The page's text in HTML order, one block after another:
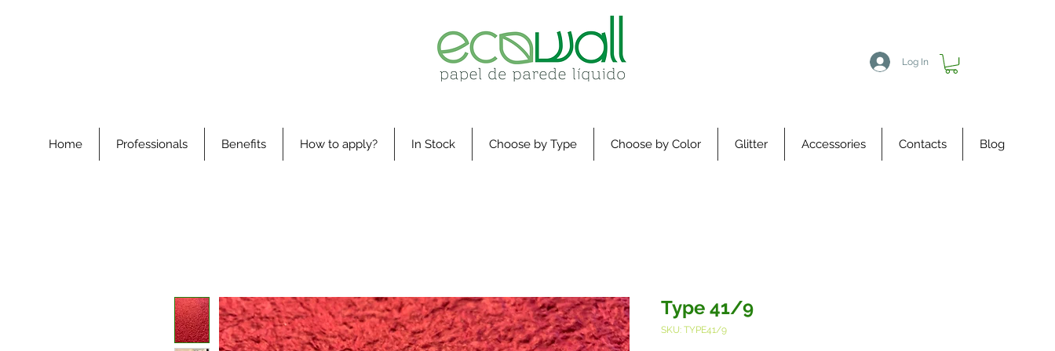
Log In
Home Professionals Benefits How to apply? In Stock Choose by Type Choose by Color Glitter Accessories Contacts Blog
Type 41/9
SKU: TYPE41/9